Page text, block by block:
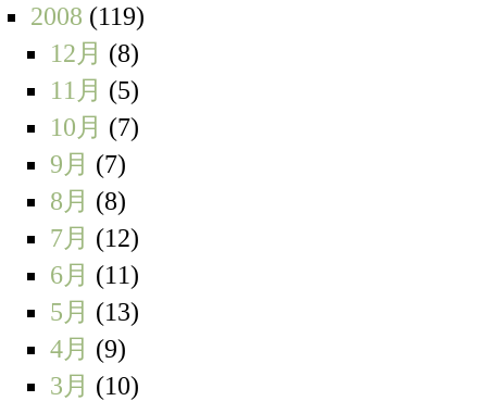
2008 (119)
12月 (8)
11月 (5)
10月 (7)
9月 (7)
8月 (8)
7月 (12)
6月 (11)
5月 (13)
4月 (9)
3月 (10)